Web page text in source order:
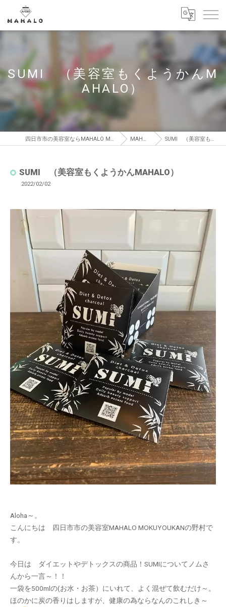
SUMI （美容室もくようかんM
AHALO）
四日市市の美容室ならMAHALO MOKUYOUKAN【マハロ モクヨウカン】 MAHALO BLOG SUMI （美容室もくようかんMAHALO）
SUMI （美容室もくようかんMAHALO）
2022/02/02
Aloha～。
こんにちは 四日市市の美容室MAHALO MOKUYOUKANの野村で
す。
今日は ダイエットやデトックスの商品！SUMIについてノムさ
んから一言～！！
一袋を500mlの(お水・お茶）にいれて、よく混ぜて飲むだけ～。
ほのかに炭の香りはしますが、健康の為ならなんのこれしき～